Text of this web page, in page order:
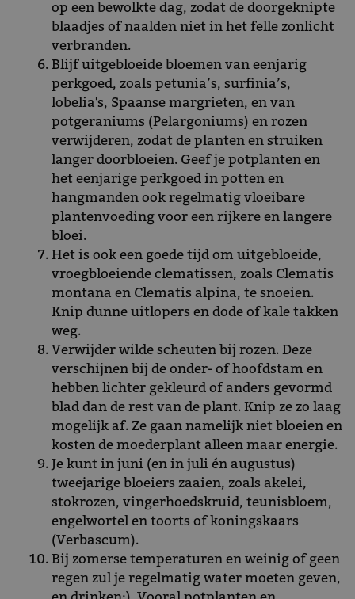
op een bewolkte dag, zodat de doorgeknipte
blaadjes of naalden niet in het felle zonlicht
verbranden.
Blijf uitgebloeide bloemen van eenjarig
perkgoed, zoals petunia’s, surfinia’s,
lobelia's, Spaanse margrieten, en van
potgeraniums (Pelargoniums) en rozen
verwijderen, zodat de planten en struiken
langer doorbloeien. Geef je potplanten en
het eenjarige perkgoed in potten en
hangmanden ook regelmatig vloeibare
plantenvoeding voor een rijkere en langere
bloei.
Het is ook een goede tijd om uitgebloeide,
vroegbloeiende clematissen, zoals Clematis
montana en Clematis alpina, te snoeien.
Knip dunne uitlopers en dode of kale takken
weg.
Verwijder wilde scheuten bij rozen. Deze
verschijnen bij de onder- of hoofdstam en
hebben lichter gekleurd of anders gevormd
blad dan de rest van de plant. Knip ze zo laag
mogelijk af. Ze gaan namelijk niet bloeien en
kosten de moederplant alleen maar energie.
Je kunt in juni (en in juli én augustus)
tweejarige bloeiers zaaien, zoals akelei,
stokrozen, vingerhoedskruid, teunisbloem,
engelwortel en toorts of koningskaars
(Verbascum).
Bij zomerse temperaturen en weinig of geen
regen zul je regelmatig water moeten geven,